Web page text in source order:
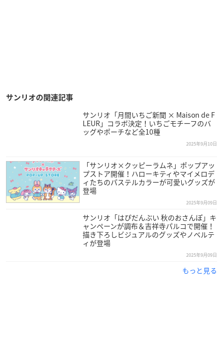
サンリオの関連記事
サンリオ「月間いちご新聞 × Maison de F
LEUR」コラボ決定！いちごモチーフのバ
ッグやポーチなど全10種
2025年9月10日
「サンリオ×クッピーラムネ」ポップアッ
プストア開催！ハローキティやマイメロデ
ィたちのパステルカラーが可愛いグッズが
登場
2025年9月09日
サンリオ「はぴだんぶい 秋のおさんぽ」キ
ャンペーンが調布＆吉祥寺パルコで開催！
描き下ろしビジュアルのグッズやノベルテ
ィが登場
2025年9月09日
もっと見る